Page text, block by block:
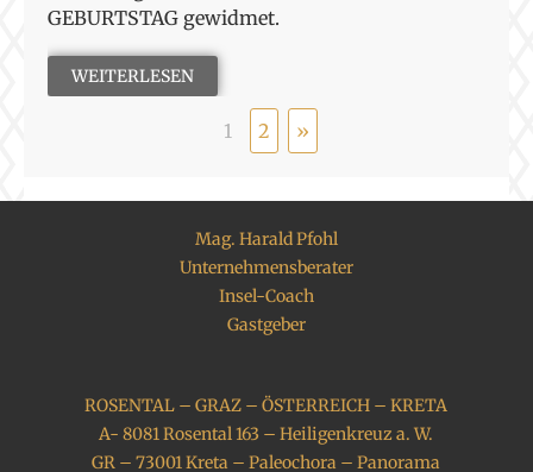
GEBURTSTAG gewidmet.
WEITERLESEN
1 2 »
Mag. Harald Pfohl
Unternehmensberater
Insel-Coach
Gastgeber
ROSENTAL – GRAZ – ÖSTERREICH – KRETA
A- 8081 Rosental 163 – Heiligenkreuz a. W.
GR – 73001 Kreta – Paleochora – Panorama